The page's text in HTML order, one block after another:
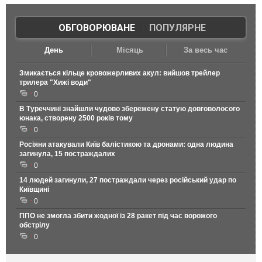
ОБГОВОРЮВАНЕ| ПОПУЛЯРНЕ
День Місяць За весь час
Змикається кільце кровожерливих акул: вийшов трейлер
трилера "Хижі води"
0
В Туреччині знайшли чудово збережену статую довговолосого
юнака, створену 2500 років тому
0
Росіяни атакували Київ балістикою та дронами: одна людина
загинула, 15 постраждалих
0
14 людей загинули, 27 постраждали через російський удар по
Київщині
0
ППО не змогла збити жодної із 28 ракет під час ворожого
обстрілу
0